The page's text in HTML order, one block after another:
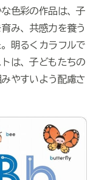
色彩の作品は、子
み、共感力を養う
明るくカラフルで
は、子どもたちの
やすいよう配慮さ